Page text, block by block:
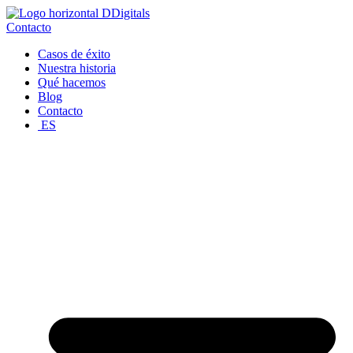
Ir
al
Contacto
Casos de éxito
Nuestra historia
Qué hacemos
Blog
Contacto
ES